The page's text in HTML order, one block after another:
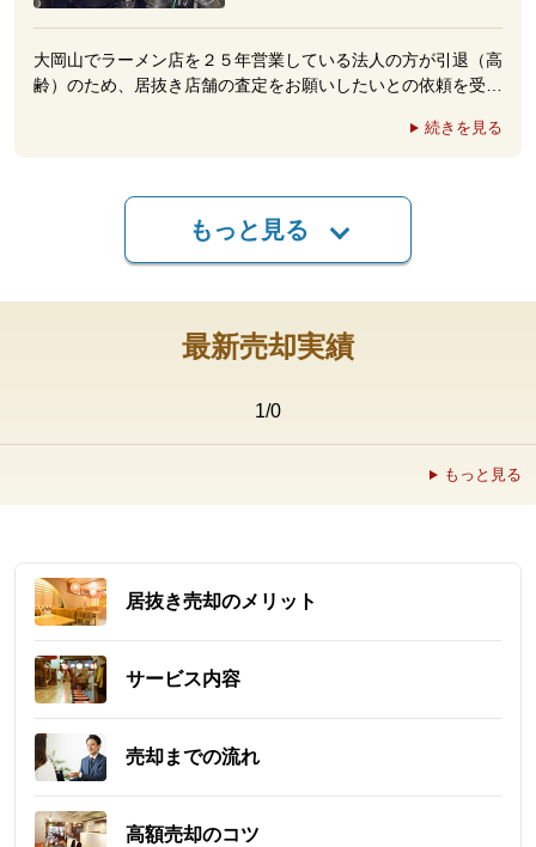
大岡山でラーメン店を２５年営業している法人の方が引退（高
齢）のため、居抜き店舗の査定をお願いしたいとの依頼を受…
続きを見る
もっと見る
最新売却実績
1/0
もっと見る
居抜き売却のメリット
サービス内容
売却までの流れ
高額売却のコツ